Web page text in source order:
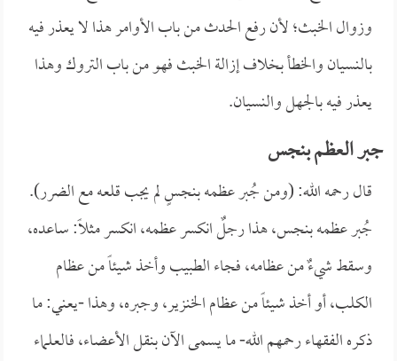
وزوال الخبث؛ لأن رفع الحدث من باب الأوامر هذا لا يعذر فيه
بالنسيان والخطأ بخلاف إزالة الخبث فهو من باب التروك وهذا
يعذر فيه بالجهل والنسيان.
جبر العظم بنجس
قال رحمه الله: (ومن جُبر عظمه بنجسٍ لم يجب قلعه مع الضرر).
جُبر عظمه بنجس، هذا رجلٌ انكسر عظمه، انكسر مثلاً: ساعده،
وسقط شيءٌ من عظامه، فجاء الطبيب وأخذ شيئاً من عظام
الكلب، أو أخذ شيئاً من عظام الخنزير، وجبره، وهذا -يعني: ما
ذكره الفقهاء رحمهم الله- ما يسمى الآن بنقل الأعضاء، فالعلماء